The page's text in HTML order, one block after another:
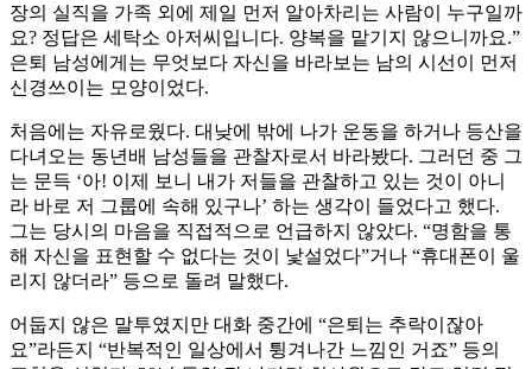
장의 실직을 가족 외에 제일 먼저 알아차리는 사람이 누구일까
요? 정답은 세탁소 아저씨입니다. 양복을 맡기지 않으니까요.”
은퇴 남성에게는 무엇보다 자신을 바라보는 남의 시선이 먼저
신경쓰이는 모양이었다.
처음에는 자유로웠다. 대낮에 밖에 나가 운동을 하거나 등산을
다녀오는 동년배 남성들을 관찰자로서 바라봤다. 그러던 중 그
는 문득 ‘아! 이제 보니 내가 저들을 관찰하고 있는 것이 아니
라 바로 저 그룹에 속해 있구나’ 하는 생각이 들었다고 했다.
그는 당시의 마음을 직접적으로 언급하지 않았다. “명함을 통
해 자신을 표현할 수 없다는 것이 낯설었다”거나 “휴대폰이 울
리지 않더라” 등으로 돌려 말했다.
어둡지 않은 말투였지만 대화 중간에 “은퇴는 추락이잖아
요”라든지 “반복적인 일상에서 튕겨나간 느낌인 거죠” 등의